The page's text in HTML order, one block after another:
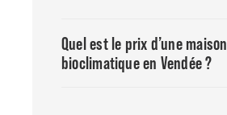
Quel est le prix d’une maison
bioclimatique en Vendée ?